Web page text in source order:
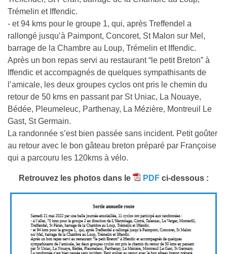
Trémelin et Iffendic.
- et 94 kms pour le groupe 1, qui, après Treffendel a
rallongé jusqu’à Paimpont, Concoret, St Malon sur Mel,
barrage de la Chambre au Loup, Trémelin et Iffendic.
Après un bon repas servi au restaurant “le petit Breton” à
Iffendic et accompagnés de quelques sympathisants de
l’amicale, les deux groupes cyclos ont pris le chemin du
retour de 50 kms en passant par St Uniac, La Nouaye,
Bédée, Pleumeleuc, Parthenay, La Mézière, Montreuil Le
Gast, St Germain.
La randonnée s’est bien passée sans incident. Petit goûter
au retour avec le bon gâteau breton préparé par Françoise
qui a parcouru les 120kms à vélo.
Retrouvez les photos dans le PDFci-dessous :